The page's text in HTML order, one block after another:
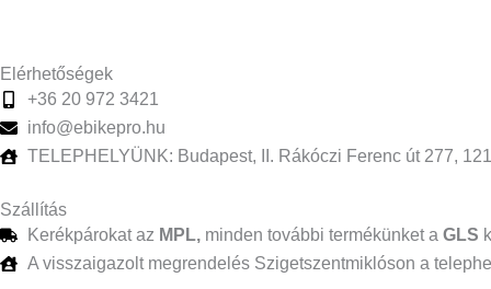
Elérhetőségek
+36 20 972 3421
info@ebikepro.hu
TELEPHELYÜNK: Budapest, II. Rákóczi Ferenc út 277,
Szállítás
Kerékpárokat az MPL, minden további termékünket a GLS
A visszaigazolt megrendelés Szigetszentmiklóson a